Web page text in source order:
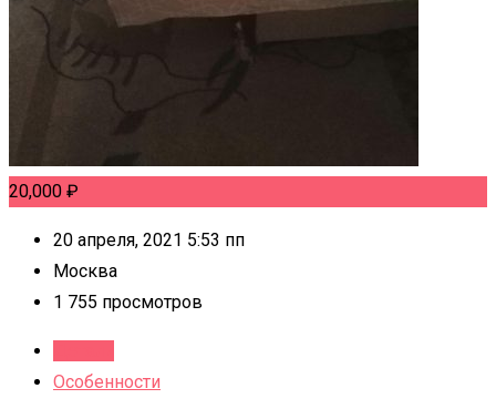
20,000 ₽
20 апреля, 2021 5:53 пп
Москва
1 755 просмотров
Особенности